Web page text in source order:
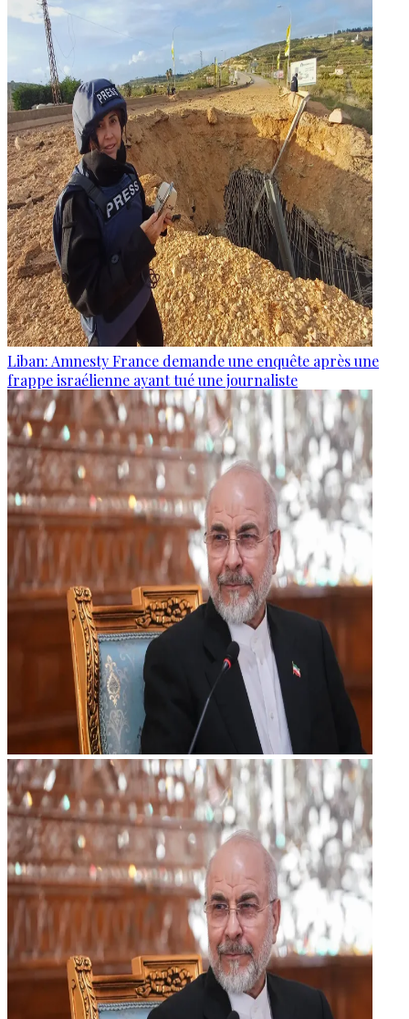
Liban: Amnesty France demande une enquête après une
frappe israélienne ayant tué une journaliste